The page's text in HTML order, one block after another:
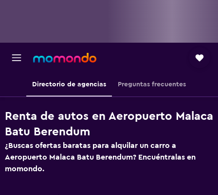
Directorio de agencias Preguntas frecuentes
Renta de autos en Aeropuerto Malaca
Batu Berendum
¿Buscas ofertas baratas para alquilar un carro a
Aeropuerto Malaca Batu Berendum? Encuéntralas en
momondo.